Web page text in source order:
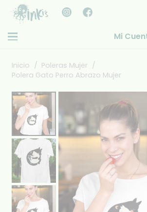
Mi
Inicio / Poleras Mujer /
Polera Gato Perro Abrazo Mujer